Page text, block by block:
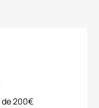
de 200€